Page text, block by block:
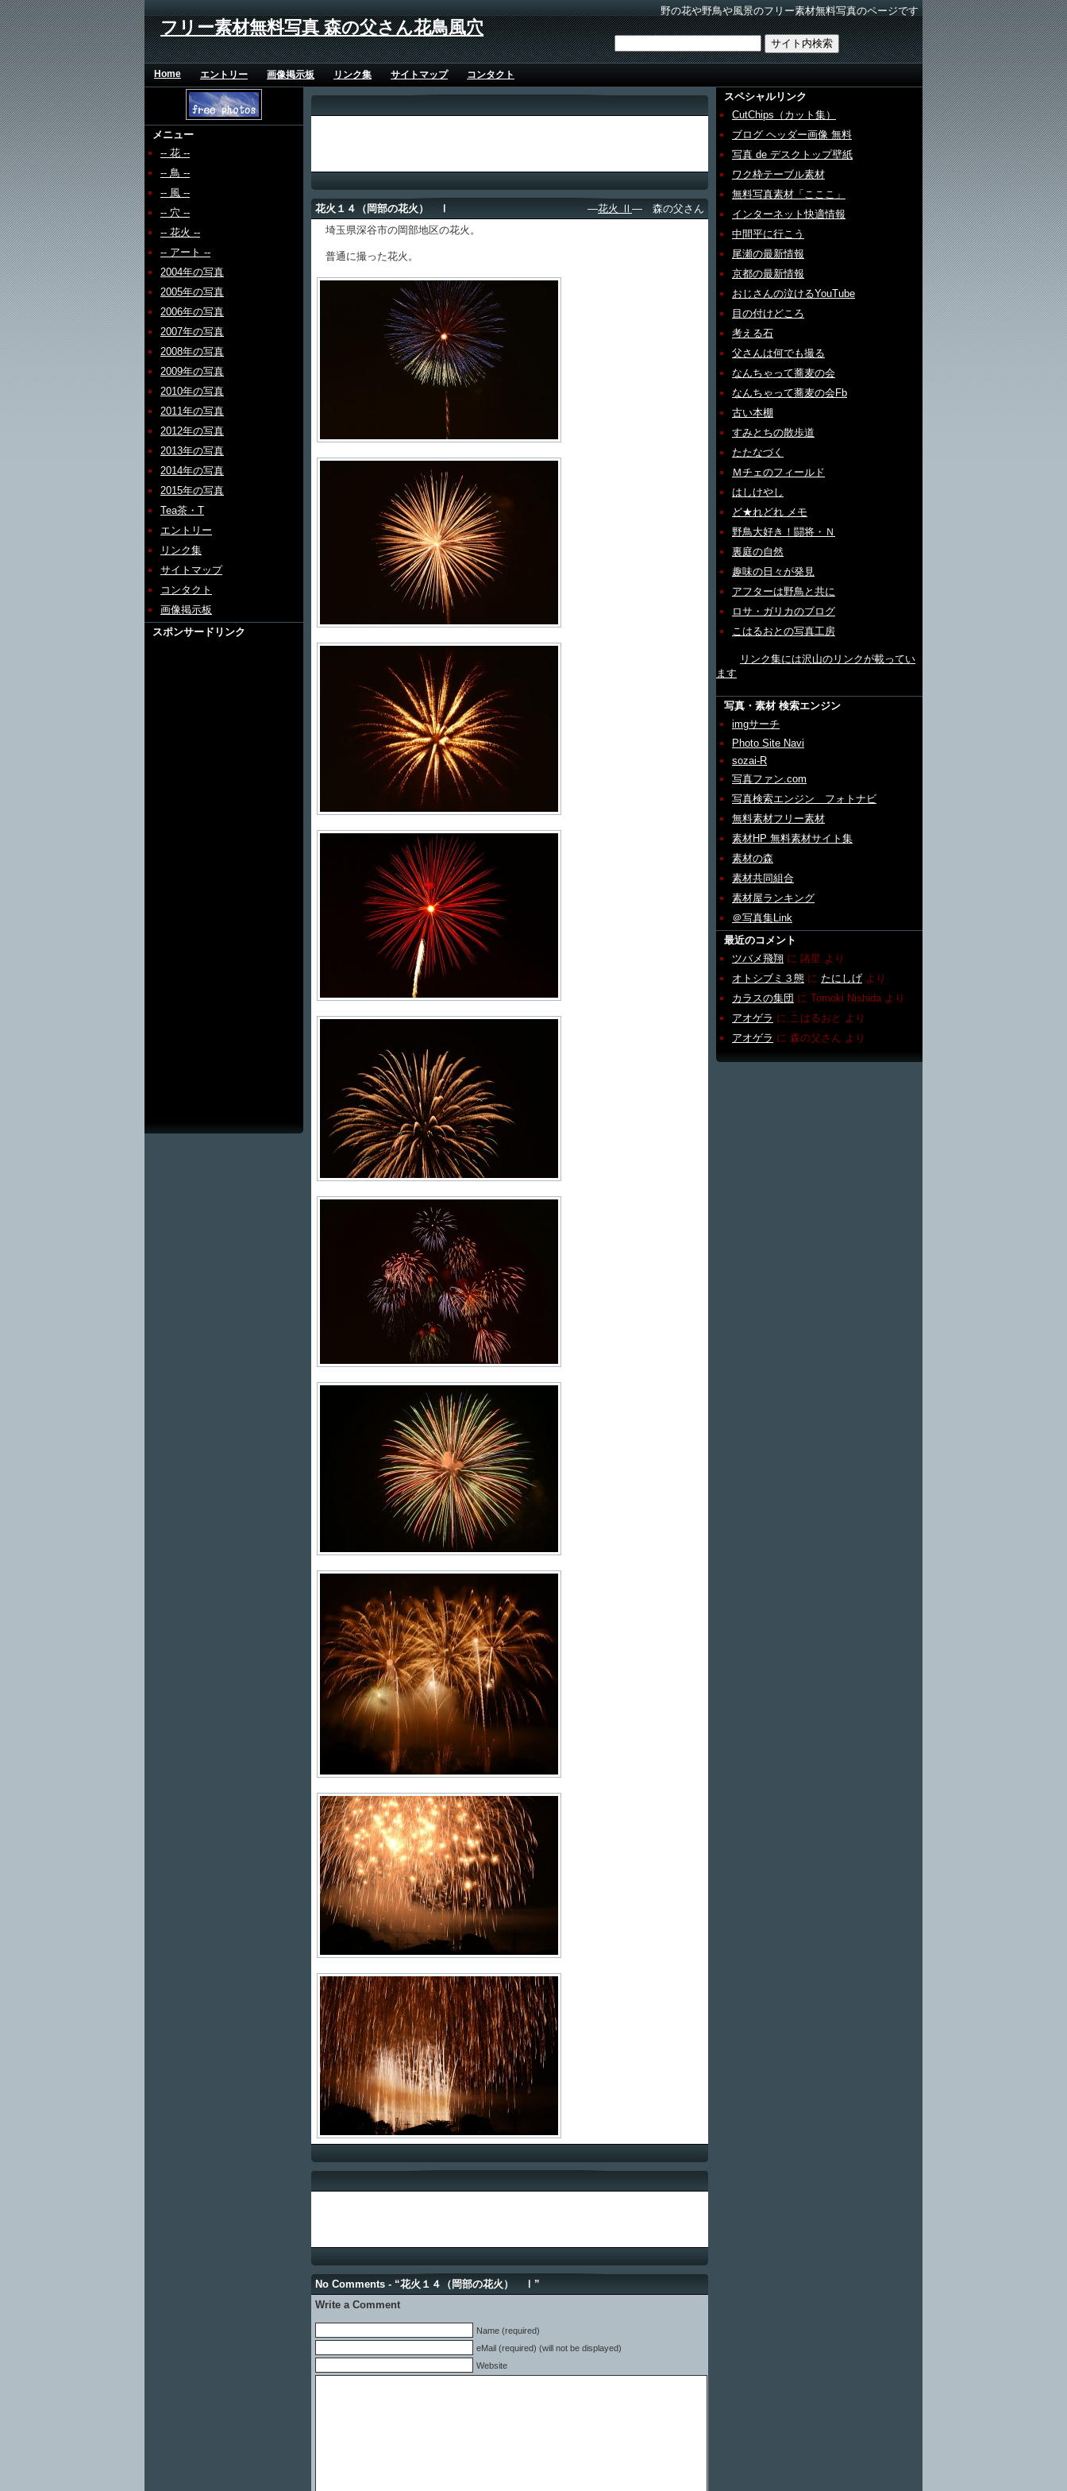
野の花や野鳥や風景のフリー素材無料写真のページです
フリー素材無料写真 森の父さん花鳥風穴
Home エントリー 画像掲示板 リンク集 サイトマップ コンタクト
メニュー
-- 花 --
-- 鳥 --
-- 風 --
-- 穴 --
-- 花火 --
-- アート --
2004年の写真
2005年の写真
2006年の写真
2007年の写真
2008年の写真
2009年の写真
2010年の写真
2011年の写真
2012年の写真
2013年の写真
2014年の写真
2015年の写真
Tea茶・T
エントリー
リンク集
サイトマップ
コンタクト
画像掲示板
スポンサードリンク
花火１４（岡部の花火） Ⅰ ―花火 Ⅱ ― 森の父さん
埼玉県深谷市の岡部地区の花火。
普通に撮った花火。
No Comments - “花火１４（岡部の花火） Ⅰ”
Write a Comment
Name (required)
eMail (required) (will not be displayed)
Website
スペシャルリンク
CutChips（カット集）
ブログ ヘッダー画像 無料
写真 de デスクトップ壁紙
ワク枠テーブル素材
無料写真素材「こここ」
インターネット快適情報
中間平に行こう
尾瀬の最新情報
京都の最新情報
おじさんの泣けるYouTube
目の付けどころ
考える石
父さんは何でも撮る
なんちゃって蕎麦の会
なんちゃって蕎麦の会Fb
古い本棚
すみとちの散歩道
たたなづく
Ｍチェのフィールド
はしけやし
ど★れどれ メモ
野鳥大好き！闘将・Ｎ
裏庭の自然
趣味の日々が発見
アフターは野鳥と共に
ロサ・ガリカのブログ
こはるおとの写真工房
リンク集には沢山のリンクが載ってい
ます
写真・素材 検索エンジン
imgサーチ
Photo Site Navi
sozai-R
写真ファン.com
写真検索エンジン フォトナビ
無料素材フリー素材
素材HP 無料素材サイト集
素材の森
素材共同組合
素材屋ランキング
＠写真集Link
最近のコメント
ツバメ飛翔 に 諸星 より
オトシブミ３態 に たにしげ より
カラスの集団 に Tomoki Nishida より
アオゲラ に こはるおと より
アオゲラ に 森の父さん より